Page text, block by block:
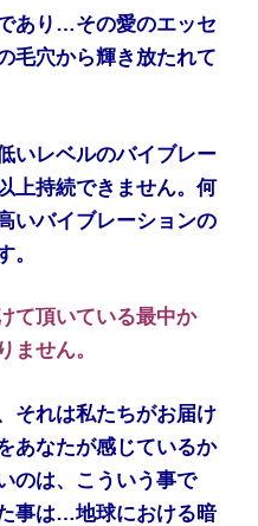
あり…その愛のエッセ
毛穴から輝き放たれて
いレベルのバイブレー
上持続できません。何
いバイブレーションの
。
て頂いている最中か
ません。
それは私たちがお届け
あなたが感じているか
のは、こういう事で
事は…地球における暗